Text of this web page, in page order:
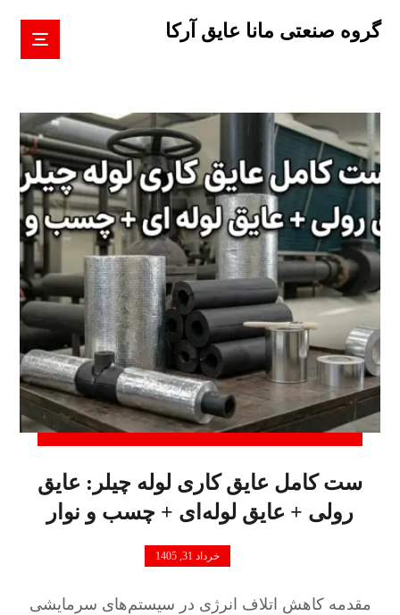
گروه صنعتی مانا عایق آرکا
ست کامل عایق کاری لوله چیلر: عایق
رولی + عایق لوله‌ای + چسب و نوار
خرداد 31, 1405
مقدمه کاهش اتلاف انرژی در سیستم‌های سرمایشی